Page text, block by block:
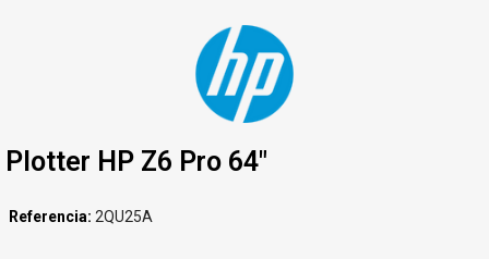
Plotter HP Z6 Pro 64"
Referencia 2QU25A